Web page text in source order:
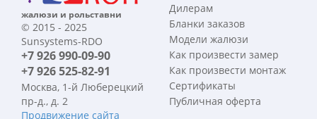
жалюзи и рольставни
© 2015 - 2025
Sunsystems-RDO
+7 926 990-09-90
+7 926 525-82-91
Москва, 1-й Люберецкий
пр-д., д. 2
Продвижение сайта
Дилерам
Бланки заказов
Модели жалюзи
Как произвести замер
Как произвести монтаж
Сертификаты
Публичная оферта